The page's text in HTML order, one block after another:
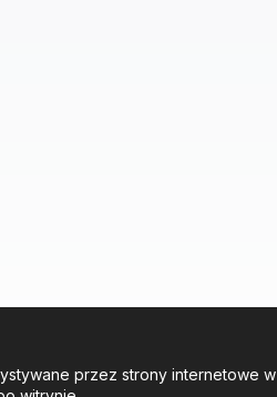
przez strony internetowe